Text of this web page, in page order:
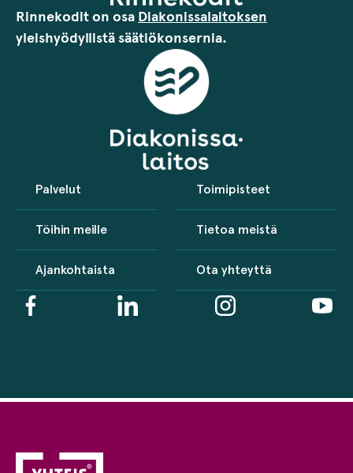
Rinnekodit on osa Diakonissalaitoksen
yleishyödyllistä säätiökonsernia.
Palvelut Toimipisteet
Töihin meille Tietoa meistä
Ajankohtaista Ota yhteyttä